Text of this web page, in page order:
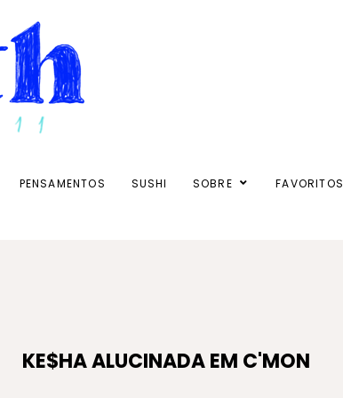
PENSAMENTOS SUSHI SOBRE FAVORITOS
KE$HA ALUCINADA EM C'MON